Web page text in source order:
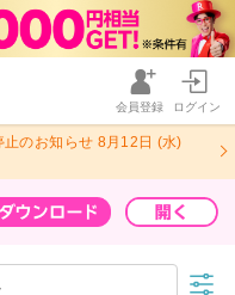
会員登録 ログイン
のお知らせ 8月12日 (水)